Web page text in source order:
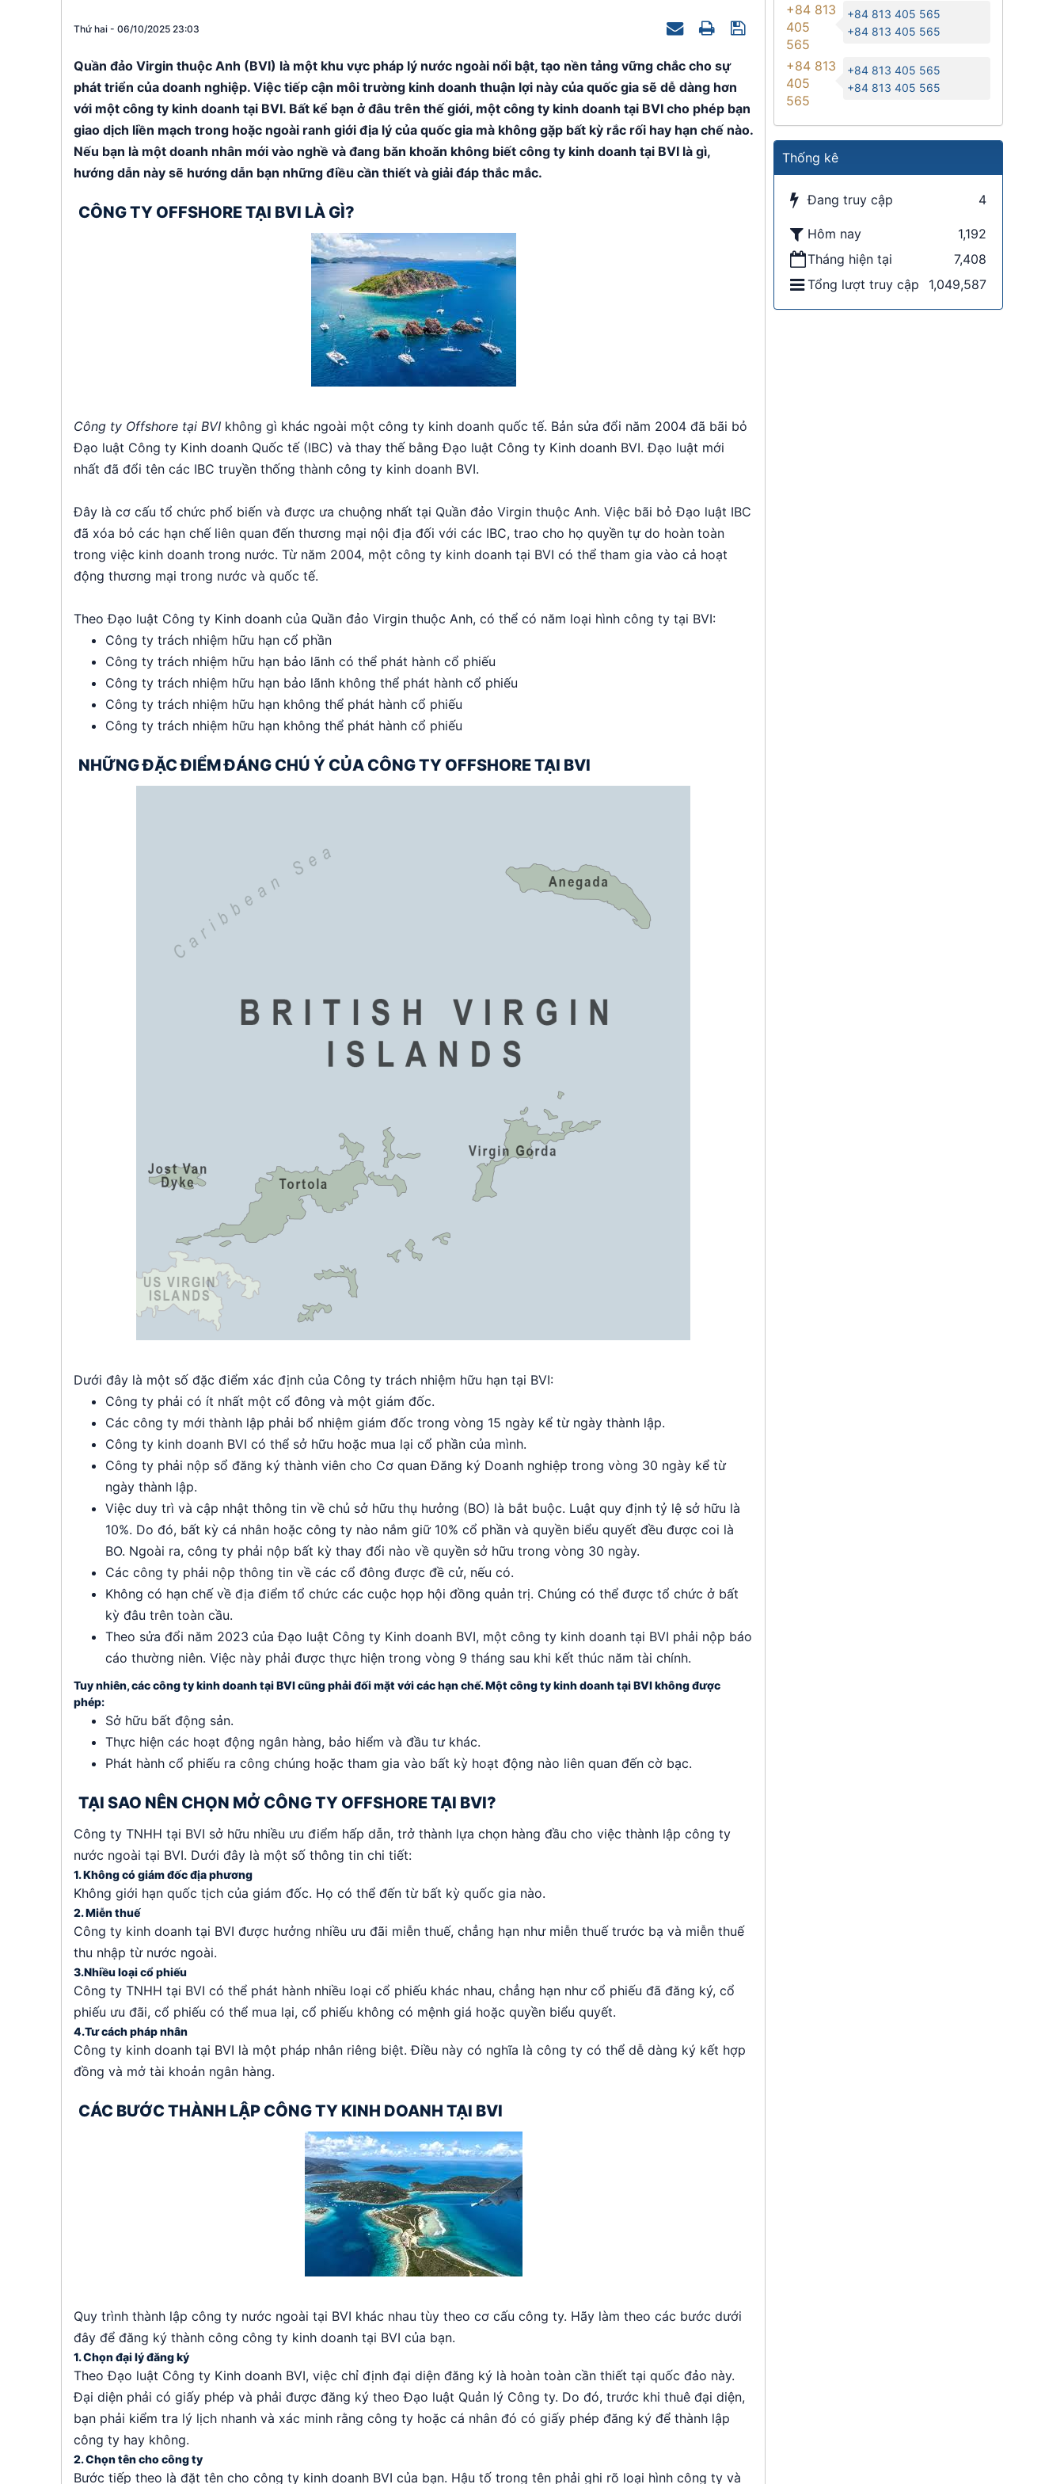
Thứ hai - 06/10/2025 23:03
Quần đảo Virgin thuộc Anh (BVI) là một khu vực pháp lý nước ngoài nổi bật, tạo nền tảng vững chắc cho sự
phát triển của doanh nghiệp. Việc tiếp cận môi trường kinh doanh thuận lợi này của quốc gia sẽ dễ dàng hơn
với một công ty kinh doanh tại BVI. Bất kể bạn ở đâu trên thế giới, một công ty kinh doanh tại BVI cho phép bạn
giao dịch liền mạch trong hoặc ngoài ranh giới địa lý của quốc gia mà không gặp bất kỳ rắc rối hay hạn chế nào.
Nếu bạn là một doanh nhân mới vào nghề và đang băn khoăn không biết công ty kinh doanh tại BVI là gì,
hướng dẫn này sẽ hướng dẫn bạn những điều cần thiết và giải đáp thắc mắc.
CÔNG TY OFFSHORE TẠI BVI LÀ GÌ?
Công ty Offshore tại BVI không gì khác ngoài một công ty kinh doanh quốc tế. Bản sửa đổi năm 2004 đã bãi bỏ
Đạo luật Công ty Kinh doanh Quốc tế (IBC) và thay thế bằng Đạo luật Công ty Kinh doanh BVI. Đạo luật mới
nhất đã đổi tên các IBC truyền thống thành công ty kinh doanh BVI.
Đây là cơ cấu tổ chức phổ biến và được ưa chuộng nhất tại Quần đảo Virgin thuộc Anh. Việc bãi bỏ Đạo luật IBC
đã xóa bỏ các hạn chế liên quan đến thương mại nội địa đối với các IBC, trao cho họ quyền tự do hoàn toàn
trong việc kinh doanh trong nước. Từ năm 2004, một công ty kinh doanh tại BVI có thể tham gia vào cả hoạt
động thương mại trong nước và quốc tế.
Theo Đạo luật Công ty Kinh doanh của Quần đảo Virgin thuộc Anh, có thể có năm loại hình công ty tại BVI:
Công ty trách nhiệm hữu hạn cổ phần
Công ty trách nhiệm hữu hạn bảo lãnh có thể phát hành cổ phiếu
Công ty trách nhiệm hữu hạn bảo lãnh không thể phát hành cổ phiếu
Công ty trách nhiệm hữu hạn không thể phát hành cổ phiếu
Công ty trách nhiệm hữu hạn không thể phát hành cổ phiếu
NHỮNG ĐẶC ĐIỂM ĐÁNG CHÚ Ý CỦA CÔNG TY OFFSHORE TẠI BVI
Dưới đây là một số đặc điểm xác định của Công ty trách nhiệm hữu hạn tại BVI:
Công ty phải có ít nhất một cổ đông và một giám đốc.
Các công ty mới thành lập phải bổ nhiệm giám đốc trong vòng 15 ngày kể từ ngày thành lập.
Công ty kinh doanh BVI có thể sở hữu hoặc mua lại cổ phần của mình.
Công ty phải nộp sổ đăng ký thành viên cho Cơ quan Đăng ký Doanh nghiệp trong vòng 30 ngày kể từ
ngày thành lập.
Việc duy trì và cập nhật thông tin về chủ sở hữu thụ hưởng (BO) là bắt buộc. Luật quy định tỷ lệ sở hữu là
10%. Do đó, bất kỳ cá nhân hoặc công ty nào nắm giữ 10% cổ phần và quyền biểu quyết đều được coi là
BO. Ngoài ra, công ty phải nộp bất kỳ thay đổi nào về quyền sở hữu trong vòng 30 ngày.
Các công ty phải nộp thông tin về các cổ đông được đề cử, nếu có.
Không có hạn chế về địa điểm tổ chức các cuộc họp hội đồng quản trị. Chúng có thể được tổ chức ở bất
kỳ đâu trên toàn cầu.
Theo sửa đổi năm 2023 của Đạo luật Công ty Kinh doanh BVI, một công ty kinh doanh tại BVI phải nộp báo
cáo thường niên. Việc này phải được thực hiện trong vòng 9 tháng sau khi kết thúc năm tài chính.
Tuy nhiên, các công ty kinh doanh tại BVI cũng phải đối mặt với các hạn chế. Một công ty kinh doanh tại BVI không được
phép:
Sở hữu bất động sản.
Thực hiện các hoạt động ngân hàng, bảo hiểm và đầu tư khác.
Phát hành cổ phiếu ra công chúng hoặc tham gia vào bất kỳ hoạt động nào liên quan đến cờ bạc.
TẠI SAO NÊN CHỌN MỞ CÔNG TY OFFSHORE TẠI BVI?
Công ty TNHH tại BVI sở hữu nhiều ưu điểm hấp dẫn, trở thành lựa chọn hàng đầu cho việc thành lập công ty
nước ngoài tại BVI. Dưới đây là một số thông tin chi tiết:
1. Không có giám đốc địa phương
Không giới hạn quốc tịch của giám đốc. Họ có thể đến từ bất kỳ quốc gia nào.
2. Miễn thuế
Công ty kinh doanh tại BVI được hưởng nhiều ưu đãi miễn thuế, chẳng hạn như miễn thuế trước bạ và miễn thuế
thu nhập từ nước ngoài.
3.Nhiều loại cổ phiếu
Công ty TNHH tại BVI có thể phát hành nhiều loại cổ phiếu khác nhau, chẳng hạn như cổ phiếu đã đăng ký, cổ
phiếu ưu đãi, cổ phiếu có thể mua lại, cổ phiếu không có mệnh giá hoặc quyền biểu quyết.
4.Tư cách pháp nhân
Công ty kinh doanh tại BVI là một pháp nhân riêng biệt. Điều này có nghĩa là công ty có thể dễ dàng ký kết hợp
đồng và mở tài khoản ngân hàng.
CÁC BƯỚC THÀNH LẬP CÔNG TY KINH DOANH TẠI BVI
Quy trình thành lập công ty nước ngoài tại BVI khác nhau tùy theo cơ cấu công ty. Hãy làm theo các bước dưới
đây để đăng ký thành công công ty kinh doanh tại BVI của bạn.
1. Chọn đại lý đăng ký
Theo Đạo luật Công ty Kinh doanh BVI, việc chỉ định đại diện đăng ký là hoàn toàn cần thiết tại quốc đảo này.
Đại diện phải có giấy phép và phải được đăng ký theo Đạo luật Quản lý Công ty. Do đó, trước khi thuê đại diện,
bạn phải kiểm tra lý lịch nhanh và xác minh rằng công ty hoặc cá nhân đó có giấy phép đăng ký để thành lập
công ty hay không.
2. Chọn tên cho công ty
Bước tiếp theo là đặt tên cho công ty kinh doanh BVI của bạn. Hậu tố trong tên phải ghi rõ loại hình công ty và
+84 813
405
565
+84 813 405 565
+84 813 405 565
+84 813
405
565
+84 813 405 565
+84 813 405 565
Thống kê
Đang truy cập 4
Hôm nay
1,192
Tháng hiện tại
7,408
Tổng lượt truy cập
1,049,587